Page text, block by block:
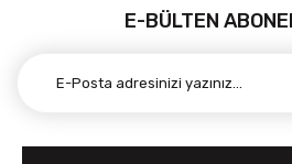
E-BÜLTEN